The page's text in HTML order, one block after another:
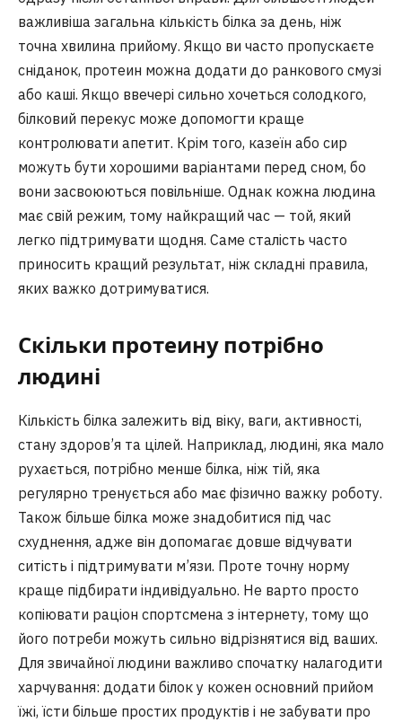
важливіша загальна кількість білка за день, ніж
точна хвилина прийому. Якщо ви часто пропускаєте
сніданок, протеин можна додати до ранкового смузі
або каші. Якщо ввечері сильно хочеться солодкого,
білковий перекус може допомогти краще
контролювати апетит. Крім того, казеїн або сир
можуть бути хорошими варіантами перед сном, бо
вони засвоюються повільніше. Однак кожна людина
має свій режим, тому найкращий час — той, який
легко підтримувати щодня. Саме сталість часто
приносить кращий результат, ніж складні правила,
яких важко дотримуватися.
Скільки протеину потрібно
людині
Кількість білка залежить від віку, ваги, активності,
стану здоров’я та цілей. Наприклад, людині, яка мало
рухається, потрібно менше білка, ніж тій, яка
регулярно тренується або має фізично важку роботу.
Також більше білка може знадобитися під час
схуднення, адже він допомагає довше відчувати
ситість і підтримувати м’язи. Проте точну норму
краще підбирати індивідуально. Не варто просто
копіювати раціон спортсмена з інтернету, тому що
його потреби можуть сильно відрізнятися від ваших.
Для звичайної людини важливо спочатку налагодити
харчування: додати білок у кожен основний прийом
їжі, їсти більше простих продуктів і не забувати про